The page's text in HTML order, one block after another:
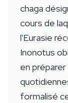
chaga
cours de
l'Eurasie
Inonotus
en
formalisé